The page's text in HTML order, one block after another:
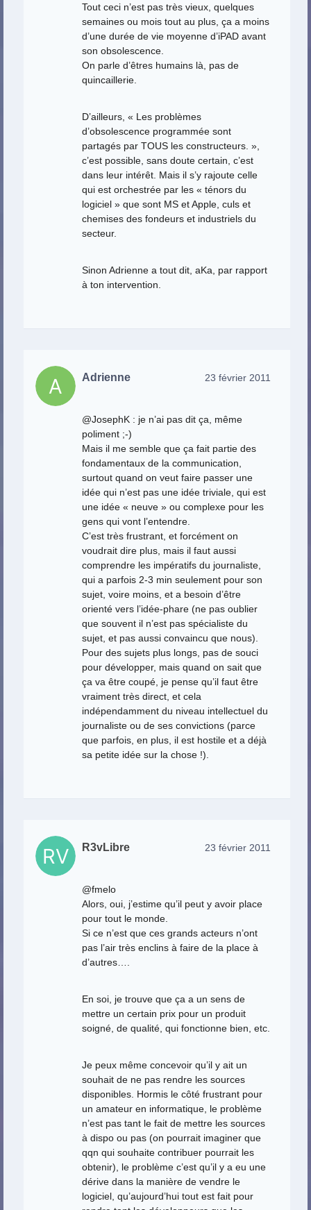
Tout ceci n’est pas très vieux, quelques
semaines ou mois tout au plus, ça a moins
d’une durée de vie moyenne d’iPAD avant
son obsolescence.
On parle d’êtres humains là, pas de
quincaillerie.
D’ailleurs, « Les problèmes
d’obsolescence programmée sont
partagés par TOUS les constructeurs. »,
c’est possible, sans doute certain, c’est
dans leur intérêt. Mais il s’y rajoute celle
qui est orchestrée par les « ténors du
logiciel » que sont MS et Apple, culs et
chemises des fondeurs et industriels du
secteur.
Sinon Adrienne a tout dit, aKa, par rapport
à ton intervention.
Adrienne 23 février 2011
@JosephK : je n’ai pas dit ça, même
poliment ;-)
Mais il me semble que ça fait partie des
fondamentaux de la communication,
surtout quand on veut faire passer une
idée qui n’est pas une idée triviale, qui est
une idée « neuve » ou complexe pour les
gens qui vont l’entendre.
C’est très frustrant, et forcément on
voudrait dire plus, mais il faut aussi
comprendre les impératifs du journaliste,
qui a parfois 2-3 min seulement pour son
sujet, voire moins, et a besoin d’être
orienté vers l’idée-phare (ne pas oublier
que souvent il n’est pas spécialiste du
sujet, et pas aussi convaincu que nous).
Pour des sujets plus longs, pas de souci
pour développer, mais quand on sait que
ça va être coupé, je pense qu’il faut être
vraiment très direct, et cela
indépendamment du niveau intellectuel du
journaliste ou de ses convictions (parce
que parfois, en plus, il est hostile et a déjà
sa petite idée sur la chose !).
R3vLibre 23 février 2011
@fmelo
Alors, oui, j’estime qu’il peut y avoir place
pour tout le monde.
Si ce n’est que ces grands acteurs n’ont
pas l’air très enclins à faire de la place à
d’autres….
En soi, je trouve que ça a un sens de
mettre un certain prix pour un produit
soigné, de qualité, qui fonctionne bien, etc.
Je peux même concevoir qu’il y ait un
souhait de ne pas rendre les sources
disponibles. Hormis le côté frustrant pour
un amateur en informatique, le problème
n’est pas tant le fait de mettre les sources
à dispo ou pas (on pourrait imaginer que
qqn qui souhaite contribuer pourrait les
obtenir), le problème c’est qu’il y a eu une
dérive dans la manière de vendre le
logiciel, qu’aujourd’hui tout est fait pour